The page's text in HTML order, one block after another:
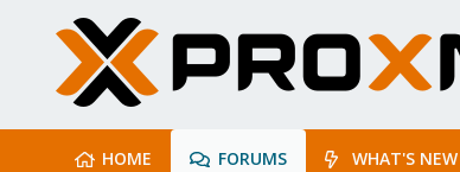
HOME FORUMS WHAT'S NEW